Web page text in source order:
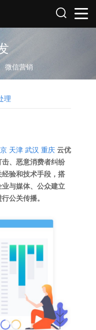
微信营销
理
天津 武汉 重庆 云优
、恶意消费者纠纷
验和技术手段，搭
与媒体、公众建立
公关传播。